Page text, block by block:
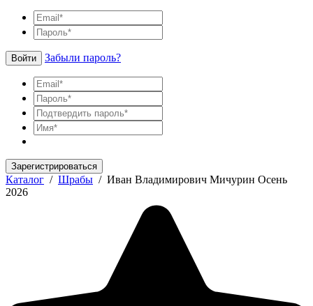
Войти Забыли пароль?
Зарегистрироваться
Каталог / Шрабы / Иван Владимирович Мичурин Осень
2026